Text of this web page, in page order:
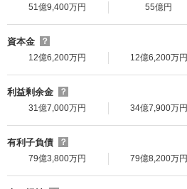
51億9,400万円
55億円
資本金
？
12億6,200万円
12億6,200万円
利益剰余金
？
31億7,000万円
34億7,900万円
有利子負債
？
79億3,800万円
79億8,200万円